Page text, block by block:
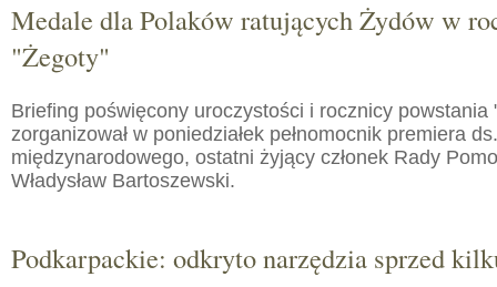
Medale dla Polaków ratujących Żydów w
"Żegoty"
Briefing poświęcony uroczystości i rocznicy powstania
zorganizował w poniedziałek pełnomocnik premiera
międzynarodowego, ostatni żyjący członek Rady
Władysław Bartoszewski.
Podkarpackie: odkryto narzędzia sprzed